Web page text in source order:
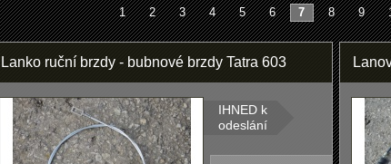
1 2 3 4 5 6 7 8 9
Lanko ruční brzdy - bubnové brzdy Tatra 603
IHNED k
odeslání